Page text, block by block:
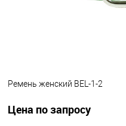
Ремень женский BEL-1-2
Цена по запросу